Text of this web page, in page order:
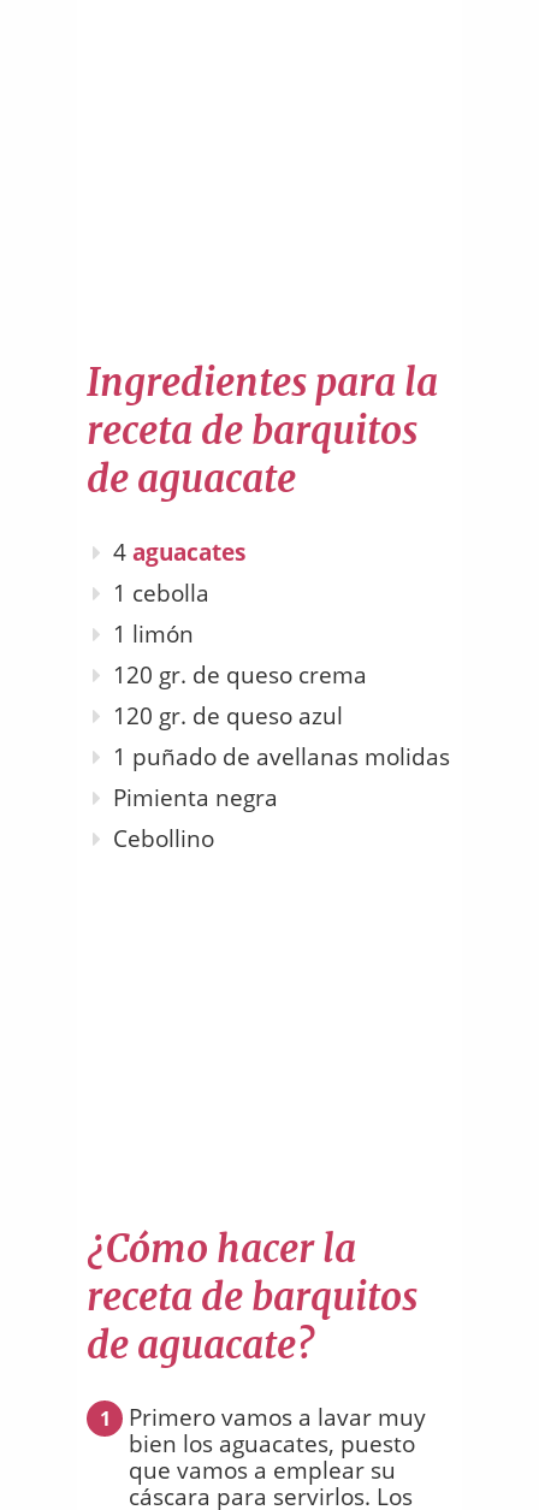
Ingredientes para la
receta de barquitos
de aguacate
4aguacates
1 cebolla
1 limón
120 gr. de queso crema
120 gr. de queso azul
1 puñado de avellanas molidas
Pimienta negra
Cebollino
¿Cómo hacer la
receta de barquitos
de aguacate?
1
Primero vamos a lavar muy
bien los aguacates, puesto
que vamos a emplear su
cáscara para servirlos. Los